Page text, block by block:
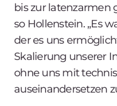
bis zur latenzarmen
so Hollenstein. „Es
der es uns
Skalierung unserer
ohne uns mit
auseinandersetzen